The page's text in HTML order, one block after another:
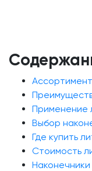
Применение
Выбор
Где купить
Стоимость
Наконечники